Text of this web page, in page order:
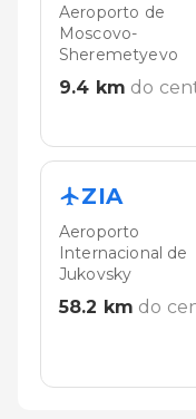
Aeroporto de
Moscovo-
Sheremetyevo
9.4 km do
ZIA
Aeroporto
Internacional de
Jukovsky
58.2 km do